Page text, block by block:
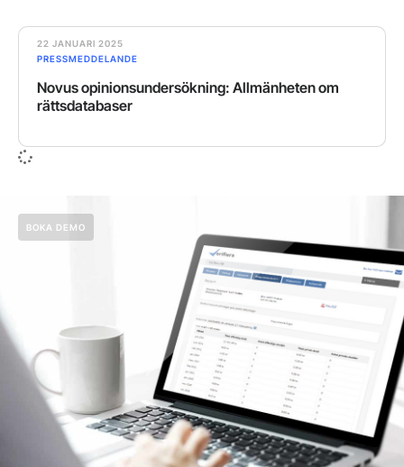
22 JANUARI 2025
PRESSMEDDELANDE
Novus opinionsundersökning: Allmänheten om
rättsdatabaser
BOKA DEMO